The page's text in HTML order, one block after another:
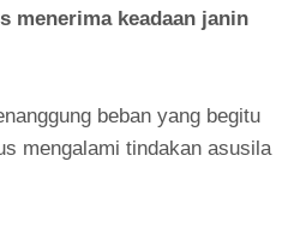
menerima keadaan janin
beban yang begitu
mengalami tindakan asusila